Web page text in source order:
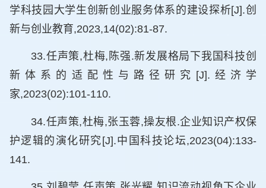
学科技园大学生创新创业服务体系的建设探析[J].创
新与创业教育,2023,14(02):81-87.
33.任声策,杜梅,陈强.新发展格局下我国科技创
新体系的适配性与路径研究[J].经济学
家,2023(02):101-110.
34.任声策,杜梅,张玉蓉,操友根.企业知识产权保
护逻辑的演化研究[J].中国科技论坛,2023(04):133-
141.